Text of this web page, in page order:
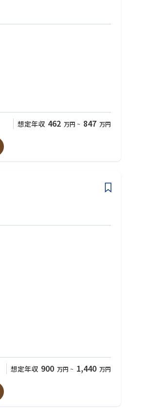
想定年収 462 万円 ~ 847 万円
想定年収 900 万円 ~ 1,440 万円